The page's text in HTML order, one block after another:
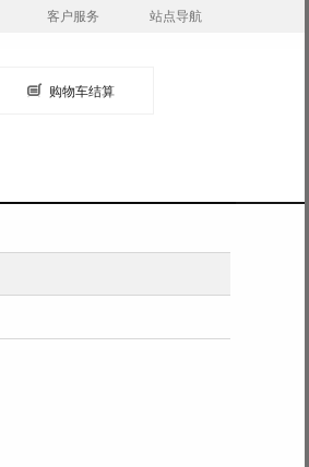
客户服务 站点导航
购物车结算